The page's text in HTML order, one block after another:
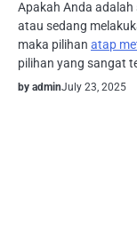
Apakah Anda
atau sedang
maka pilihan atap
pilihan yang sangat
by adminJuly 23, 2025